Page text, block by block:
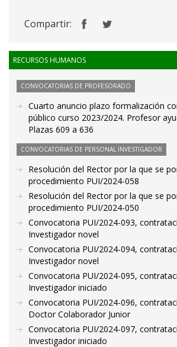
Compartir:
RECURSOS HUMANOS
CONVOCATORIAS DE PROFESORADO
Cuarto anuncio plazo formalización
público curso 2023/2024. Profesor
Plazas 609 a 636
CONVOCATORIAS DE PERSONAL INVESTIGADOR
Resolución del Rector por la que se
procedimiento PUI/2024-058
Resolución del Rector por la que se
procedimiento PUI/2024-050
Convocatoria PUI/2024-093,
Investigador novel
Convocatoria PUI/2024-094,
Investigador novel
Convocatoria PUI/2024-095,
Investigador iniciado
Convocatoria PUI/2024-096,
Doctor Colaborador Junior
Convocatoria PUI/2024-097,
Investigador iniciado